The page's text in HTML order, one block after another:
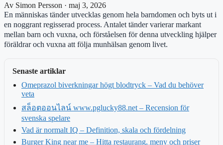
Av Simon Persson · maj 3, 2026
En människas tänder utvecklas genom hela barndomen och byts ut i
en noggrant regisserad process. Antalet tänder varierar markant
mellan barn och vuxna, och förståelsen för denna utveckling hjälper
föräldrar och vuxna att följa munhälsan genom livet.
Senaste artiklar
Omeprazol biverkningar högt blodtryck – Vad du behöver
veta
สล็อตออนไลน์ www.pglucky88.net – Recension för
svenska spelare
Vad är normalt IQ – Definition, skala och fördelning
Burger King near me – Hitta restaurang, meny och priser